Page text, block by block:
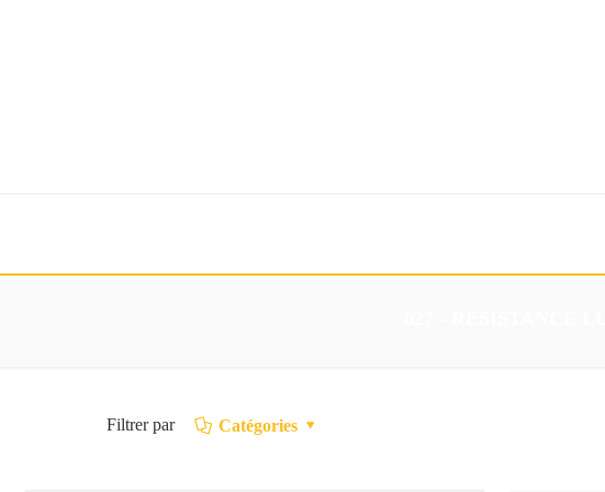
Filtrer par Catégories